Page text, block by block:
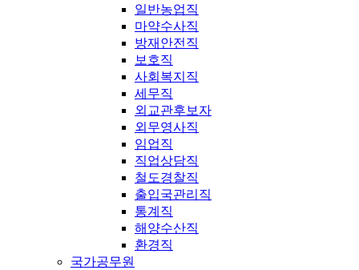
일반농업직
마약수사직
방재안전직
보호직
사회복지직
세무직
외교관후보자
외무영사직
임업직
직업상담직
철도경찰직
출입국관리직
통계직
해양수산직
환경직
국가공무원